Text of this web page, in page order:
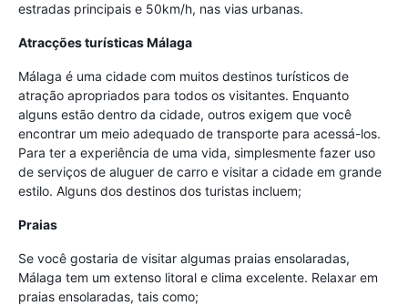
estradas principais e 50km/h, nas vias urbanas.
Atracções turísticas Málaga
Málaga é uma cidade com muitos destinos turísticos de
atração apropriados para todos os visitantes. Enquanto
alguns estão dentro da cidade, outros exigem que você
encontrar um meio adequado de transporte para acessá-los.
Para ter a experiência de uma vida, simplesmente fazer uso
de serviços de aluguer de carro e visitar a cidade em grande
estilo. Alguns dos destinos dos turistas incluem;
Praias
Se você gostaria de visitar algumas praias ensolaradas,
Málaga tem um extenso litoral e clima excelente. Relaxar em
praias ensolaradas, tais como;